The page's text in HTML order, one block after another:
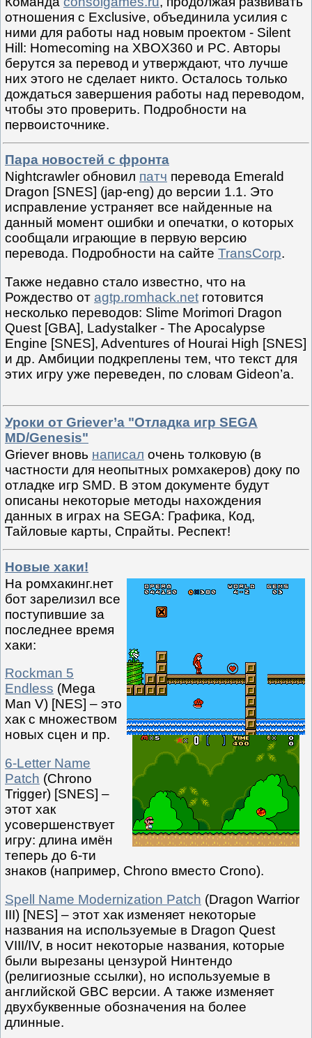
отношения с Exclusive, объединила усилия с
ними для работы над новым проектом - Silent
Hill: Homecoming на XBOX360 и PC. Авторы
берутся за перевод и утверждают, что лучше
них этого не сделает никто. Осталось только
дождаться завершения работы над переводом,
чтобы это проверить. Подробности на
первоисточнике.
Пара новостей с фронта
Nightcrawler обновил патч перевода Emerald
Dragon [SNES] (jap-eng) до версии 1.1. Это
исправление устраняет все найденные на
данный момент ошибки и опечатки, о которых
сообщали играющие в первую версию
перевода. Подробности на сайте TransCorp.
Также недавно стало известно, что на
Рождество от agtp.romhack.net готовится
несколько переводов: Slime Morimori Dragon
Quest [GBA], Ladystalker - The Apocalypse
Engine [SNES], Adventures of Hourai High [SNES]
и др. Амбиции подкреплены тем, что текст для
этих игру уже переведен, по словам Gideon’а.
Уроки от Griever’а "Отладка игр SEGA
MD/Genesis"
Griever вновь написал очень толковую (в
частности для неопытных ромхакеров) доку по
отладке игр SMD. В этом документе будут
описаны некоторые методы нахождения
данных в играх на SEGA: Графика, Код,
Тайловые карты, Спрайты. Респект!
Новые хаки!
На ромхакинг.нет
бот зарелизил все
поступившие за
последнее время
хаки:
Rockman 5
Endless (Mega
Man V) [NES] – это
хак с множеством
новых сцен и пр.
6-Letter Name
Patch (Chrono
Trigger) [SNES] –
этот хак
усовершенствует
игру: длина имён
теперь до 6-ти
знаков (например, Chrono вместо Crono).
Spell Name Modernization Patch (Dragon Warrior
III) [NES] – этот хак изменяет некоторые
названия на используемые в Dragon Quest
VIII/IV, в носит некоторые названия, которые
были вырезаны цензурой Нинтендо
(религиозные ссылки), но используемые в
английской GBC версии. А также изменяет
двухбуквенные обозначения на более
длинные.